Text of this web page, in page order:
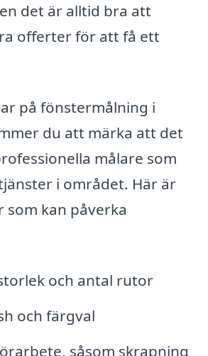
det är alltid bra att
offerter för att få ett
på fönstermålning i
du att märka att det
målare som
i området. Här är
kan påverka
och antal rutor
och färgval
såsom skrapning